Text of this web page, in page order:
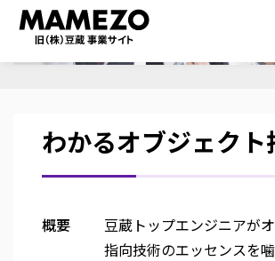
ン
わかるオブジェクト
概要
豆蔵トップエンジニアが
指向技術のエッセンスを